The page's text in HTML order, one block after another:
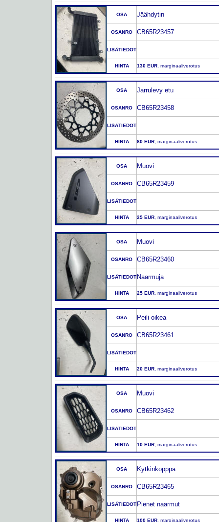
OSA Jäähdytin
OSANRO CB65R23457
LISÄTIEDOT
HINTA 130 EUR , marginaaliverotus
OSA Jarrulevy etu
OSANRO CB65R23458
LISÄTIEDOT
HINTA 80 EUR , marginaaliverotus
OSA Muovi
OSANRO CB65R23459
LISÄTIEDOT
HINTA 25 EUR , marginaaliverotus
OSA Muovi
OSANRO CB65R23460
LISÄTIEDOT Naarmuja
HINTA 25 EUR , marginaaliverotus
OSA Peili oikea
OSANRO CB65R23461
LISÄTIEDOT
HINTA 20 EUR , marginaaliverotus
OSA Muovi
OSANRO CB65R23462
LISÄTIEDOT
HINTA 10 EUR , marginaaliverotus
OSA Kytkinkopppa
OSANRO CB65R23465
LISÄTIEDOT Pienet naarmut
HINTA 100 EUR , marginaaliverotus